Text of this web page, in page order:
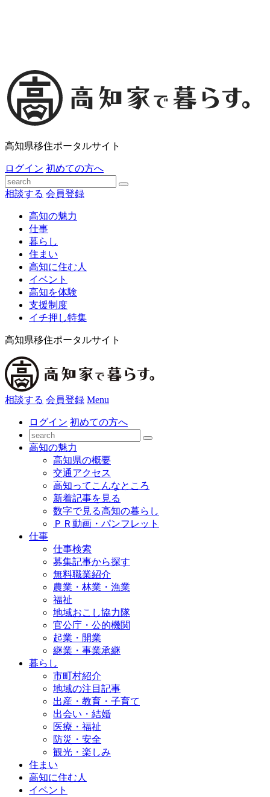
高知県移住ポータルサイト
ログイン 初めての方へ
相談する 会員登録
高知の魅力
仕事
暮らし
住まい
高知に住む人
イベント
高知を体験
支援制度
イチ押し特集
高知県移住ポータルサイト
相談する 会員登録 Menu
ログイン 初めての方へ
高知の魅力
高知県の概要
交通アクセス
高知ってこんなところ
新着記事を見る
数字で見る高知の暮らし
ＰＲ動画・パンフレット
仕事
仕事検索
募集記事から探す
無料職業紹介
農業・林業・漁業
福祉
地域おこし協力隊
官公庁・公的機関
起業・開業
継業・事業承継
暮らし
市町村紹介
地域の注目記事
出産・教育・子育て
出会い・結婚
医療・福祉
防災・安全
観光・楽しみ
住まい
高知に住む人
イベント